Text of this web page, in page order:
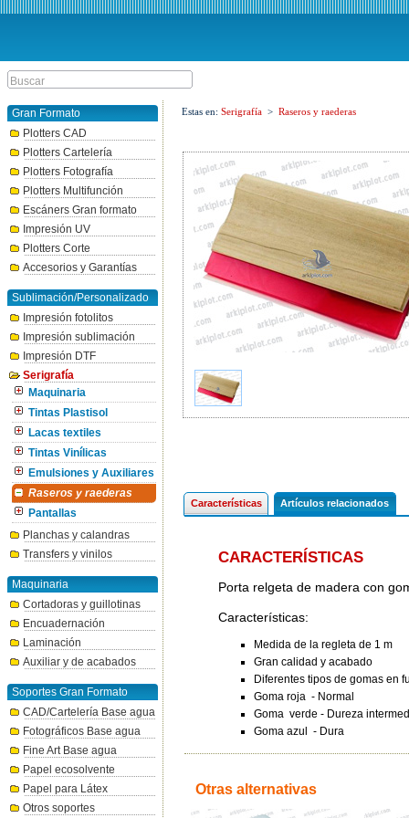
Gran Formato
Plotters CAD
Plotters Cartelería
Plotters Fotografía
Plotters Multifunción
Escáners Gran formato
Impresión UV
Plotters Corte
Accesorios y Garantías
Sublimación/Personalizado
Impresión fotolitos
Impresión sublimación
Impresión DTF
Serigrafía
Maquinaria
Tintas Plastisol
Lacas textiles
Tintas Vinílicas
Emulsiones y Auxiliares
Raseros y raederas
Pantallas
Planchas y calandras
Transfers y vinilos
Maquinaria
Cortadoras y guillotinas
Encuadernación
Laminación
Auxiliar y de acabados
Soportes Gran Formato
CAD/Cartelería Base agua
Fotográficos Base agua
Fine Art Base agua
Papel ecosolvente
Papel para Látex
Otros soportes
Estas en: Serigrafía > Raseros y raederas
Características Artículos relacionados
CARACTERÍSTICAS
Porta relgeta de madera con
Características:
Medida de la regleta de 1 m
Gran calidad y acabado
Diferentes tipos de gomas en
Goma roja - Normal
Goma verde - Dureza
Goma azul - Dura
Otras alternativas